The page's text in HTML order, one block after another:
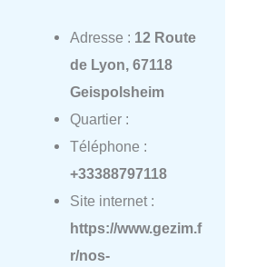
Adresse : 12 Route
de Lyon, 67118
Geispolsheim
Quartier :
Téléphone :
+33388797118
Site internet :
https://www.gezim.f
r/nos-